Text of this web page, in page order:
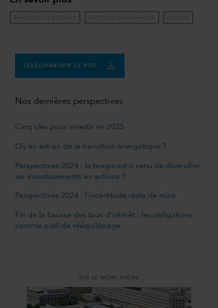
BANQUES CENTRALES GESTION OBLIGATAIRE MONDE
TÉLÉCHARGER LE PDF
Nos dernières perspectives
Cinq clés pour investir en 2025
Où en est-on de la transition énergétique ?
Perspectives 2024 : le temps est-il venu de diversifier
les investissements en actions ?
Perspectives 2024 : l’incertitude reste de mise
Fin de la hausse des taux d’intérêt : les obligations
comme outil de rééquilibrage
SUR LE MÊME THÈME